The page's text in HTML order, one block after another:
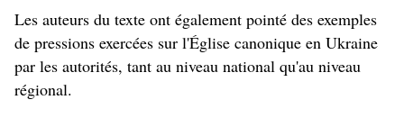
Les auteurs du texte ont également pointé des exemples
de pressions exercées sur l'Église canonique en Ukraine
par les autorités, tant au niveau national qu'au niveau
régional.